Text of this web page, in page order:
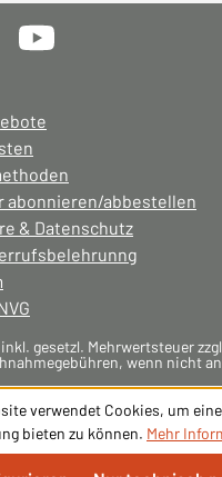
abonnieren/abbestellen
& Datenschutz
gesetzl. Mehrwertsteuer
wenn nicht
verwendet Cookies, um
bieten zu können. Mehr